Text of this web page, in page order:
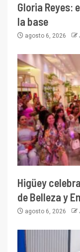
Gloria Reyes:
la base
agosto 6, 2026
Higüey
de Belleza y
agosto 6, 2026